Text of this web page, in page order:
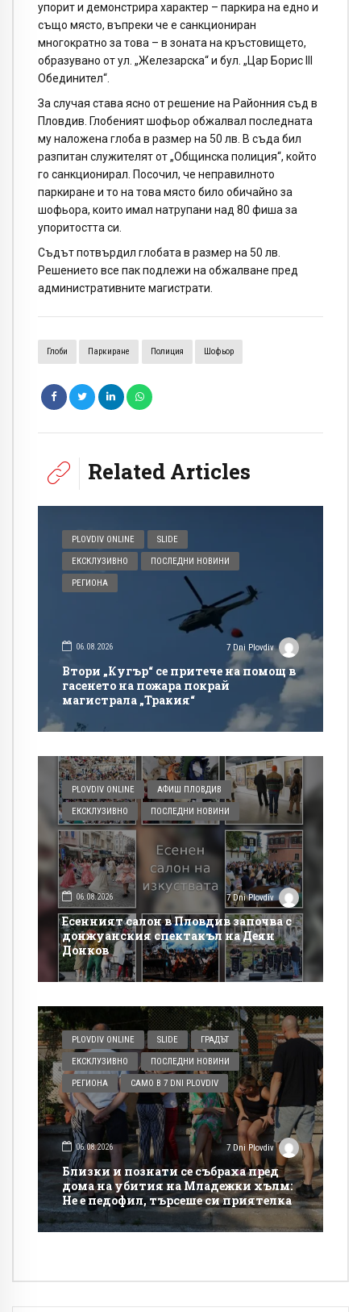
упорит и демонстрира характер – паркира на едно и
също място, въпреки че е санкциониран
многократно за това – в зоната на кръстовището,
образувано от ул. „Железарска“ и бул. „Цар Борис III
Обединител“.
За случая става ясно от решение на Районния съд в
Пловдив. Глобеният шофьор обжалвал последната
му наложена глоба в размер на 50 лв. В съда бил
разпитан служителят от „Общинска полиция“, който
го санкционирал. Посочил, че неправилното
паркиране и то на това място било обичайно за
шофьора, които имал натрупани над 80 фиша за
упоритостта си.
Съдът потвърдил глобата в размер на 50 лв.
Решението все пак подлежи на обжалване пред
административните магистрати.
Глоби Паркиране Полиция Шофьор
Related Articles
PLOVDIV ONLINE SLIDE
ЕКСКЛУЗИВНО ПОСЛЕДНИ НОВИНИ
РЕГИОНА
06.08.2026 7 Dni Plovdiv
Втори „Кугър“ се притече на помощ в
гасенето на пожара покрай
магистрала „Тракия“
PLOVDIV ONLINE АФИШ ПЛОВДИВ
ЕКСКЛУЗИВНО ПОСЛЕДНИ НОВИНИ
06.08.2026 7 Dni Plovdiv
Есенният салон в Пловдив започва с
донжуанския спектакъл на Деян
Донков
PLOVDIV ONLINE SLIDE ГРАДЪТ
ЕКСКЛУЗИВНО ПОСЛЕДНИ НОВИНИ
РЕГИОНА САМО В 7 DNI PLOVDIV
06.08.2026 7 Dni Plovdiv
Близки и познати се събраха пред
дома на убития на Младежки хълм:
Не е педофил, търсеше си приятелка